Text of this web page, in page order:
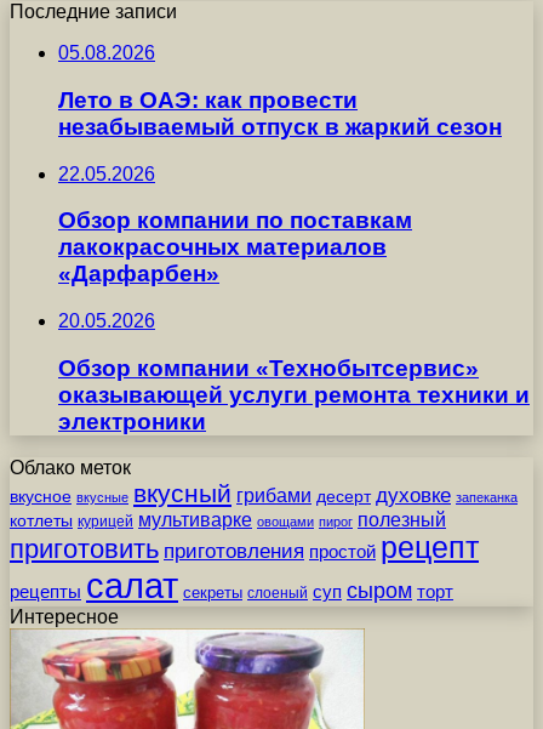
Последние записи
05.08.2026
Лето в ОАЭ: как провести
незабываемый отпуск в жаркий сезон
22.05.2026
Обзор компании по поставкам
лакокрасочных материалов
«Дарфарбен»
20.05.2026
Обзор компании «Технобытсервис»
оказывающей услуги ремонта техники и
электроники
Облако меток
вкусное вкусные вкусный грибами десерт духовке запеканка
котлеты курицей мультиварке овощами пирог полезный
приготовить приготовления простой рецепт
рецепты салат секреты слоеный суп сыром торт
Интересное